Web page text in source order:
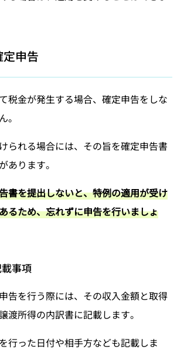
申告
税金が発生する場合、確定申告をしな
。
られる場合には、その旨を確定申告書
あります。
書を提出しないと、特例の適用が受け
るため、忘れずに申告を行いましょ
事項
告を行う際には、その収入金額と取得
渡所得の内訳書に記載します。
行った日付や相手方なども記載しま